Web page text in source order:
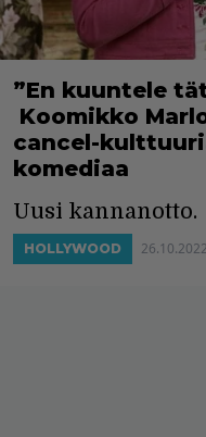
”En kuuntele
Koomikko
cancel-
komediaa
Uusi kannanotto.
HOLLYWOOD